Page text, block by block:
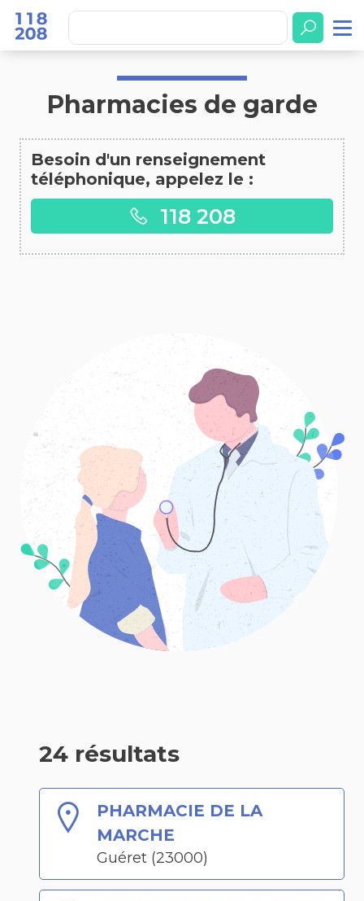
Accueil
Pharmacies de garde
Besoin d'un renseignement
téléphonique, appelez le :
118 208
24 résultats
PHARMACIE DE LA
MARCHE
Guéret (23000)